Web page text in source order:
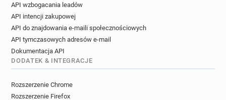
API wzbogacania leadów
API intencji zakupowej
API do znajdowania e-maili społecznościowych
API tymczasowych adresów e-mail
Dokumentacja API
DODATEK & INTEGRACJE
Rozszerzenie Chrome
Rozszerzenie Firefox